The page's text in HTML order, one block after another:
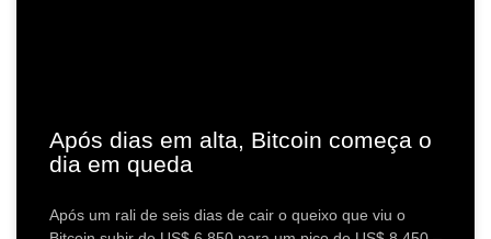
Após dias em alta, Bitcoin começa o
dia em queda
Após um rali de seis dias de cair o queixo que viu o